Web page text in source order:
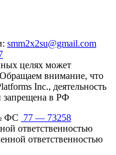
smm2x2su@gmail.com
целях может
Обращаем внимание, что
Inc., деятельность
запрещена в РФ
ФС 77 — 73258
ответственностью
ответственностью